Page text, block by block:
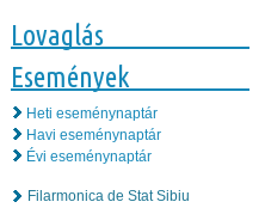
Lovaglás
Események
Heti eseménynaptár
Havi eseménynaptár
Évi eseménynaptár
Filarmonica de Stat Sibiu